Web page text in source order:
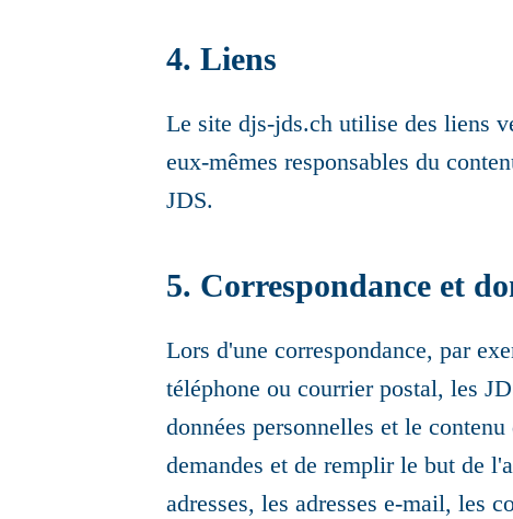
4. Liens
Le site djs-jds.ch utilise des liens
eux-mêmes responsables du
JDS.
5. Correspondance et
Lors d'une correspondance, par
téléphone ou courrier postal, les
données personnelles et le
demandes et de remplir le but de
adresses, les adresses e-mail, les